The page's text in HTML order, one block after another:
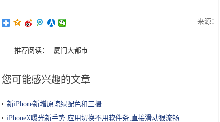
来源：
推荐阅读： 厦门大都市
您可能感兴趣的文章
新iPhone新增原谅绿配色和三摄
iPhoneX曝光新手势:应用切换不用软件条,直接滑动狠流畅